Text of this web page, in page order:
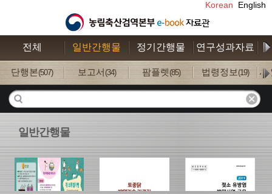
Korean English
전체 일반간행물 정기간행물 연구성과자료
단행본(507) 보고서 (34) 팜플렛 (85) 법령정보(19) 사
일반간행물